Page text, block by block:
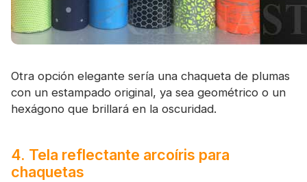
Otra opción elegante sería una chaqueta de plumas
con un estampado original, ya sea geométrico o un
hexágono que brillará en la oscuridad.
4. Tela reflectante arcoíris para
chaquetas